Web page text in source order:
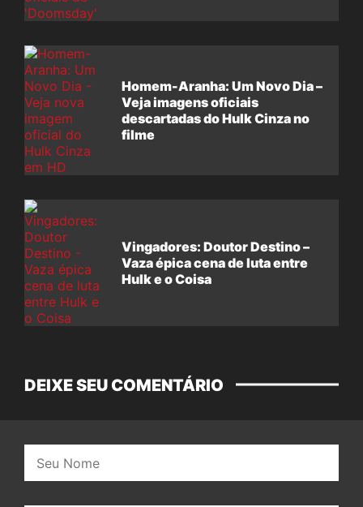
Homem-Aranha: Um Novo Dia –
Veja imagens oficiais
descartadas do Hulk Cinza no
filme
Vingadores: Doutor Destino –
Vaza épica cena de luta entre
Hulk e o Coisa
DEIXE SEU COMENTÁRIO